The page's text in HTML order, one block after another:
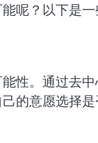
呢？以下是一
性。通过去
的意愿选择